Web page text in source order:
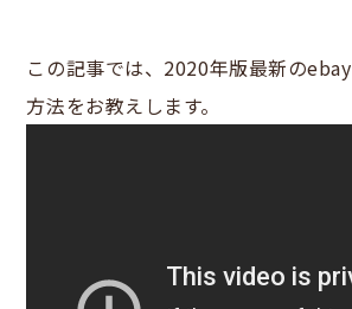
この記事では、2020年版最新の
方法をお教えします。